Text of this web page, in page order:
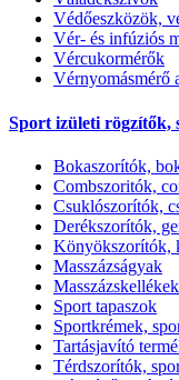
Védőeszközök,
Vér- és infúziós
Vércukormérők
Vérnyomásmérő
Sport izületi rögzítők,
Bokaszorítók,
Combszoritók,
Csuklószorítók,
Derékszorítók,
Könyökszorítók,
Masszázságyak
Masszázskellékek
Sport tapaszok
Sportkrémek,
Tartásjavító
Térdszorítók,